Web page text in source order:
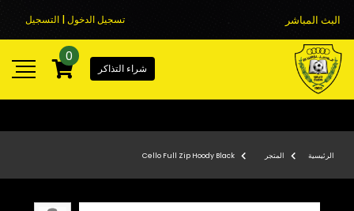
البث المباشر تسجيل الدخول | التسجيل
شراء التذاكر
0
الرئيسية المتجر Cello Full Zip Hoody Black